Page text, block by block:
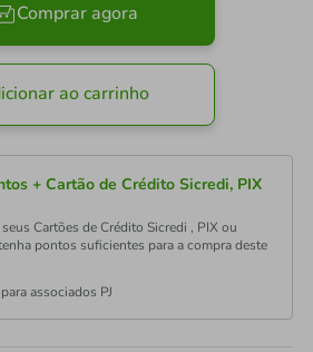
Comprar agora
ao carrinho
+ Cartão de Crédito Sicredi, PIX
Cartões de Crédito Sicredi , PIX ou
pontos suficientes para a compra deste
associados PJ